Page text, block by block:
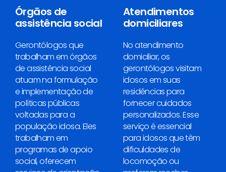
Órgãos de
assistência social
Gerontólogos que
trabalham em órgãos
de assistência social
atuam na formulação
e implementação de
políticas públicas
voltadas para a
população idosa. Eles
trabalham em
programas de apoio
social, oferecem
Atendimentos
domiciliares
No atendimento
domiciliar, os
gerontólogos visitam
idosos em suas
residências para
fornecer cuidados
personalizados. Esse
serviço é essencial
para idosos que têm
dificuldades de
locomoção ou